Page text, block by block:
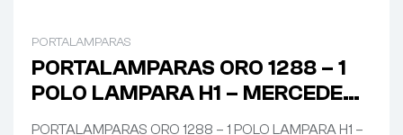
PORTALAMPARAS
PORTALAMPARAS ORO 1288 – 1
POLO LAMPARA H1 – MERCEDES
BENZ
PORTALAMPARAS ORO 1288 – 1 POLO LAMPARA H1 –